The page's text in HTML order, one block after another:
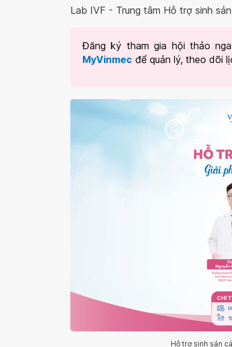
Lab IVF - Trung tâm Hỗ trợ sinh
Đăng ký tham gia hội thảo
MyVinmec để quản lý, theo dõi
Hỗ trợ sinh sản